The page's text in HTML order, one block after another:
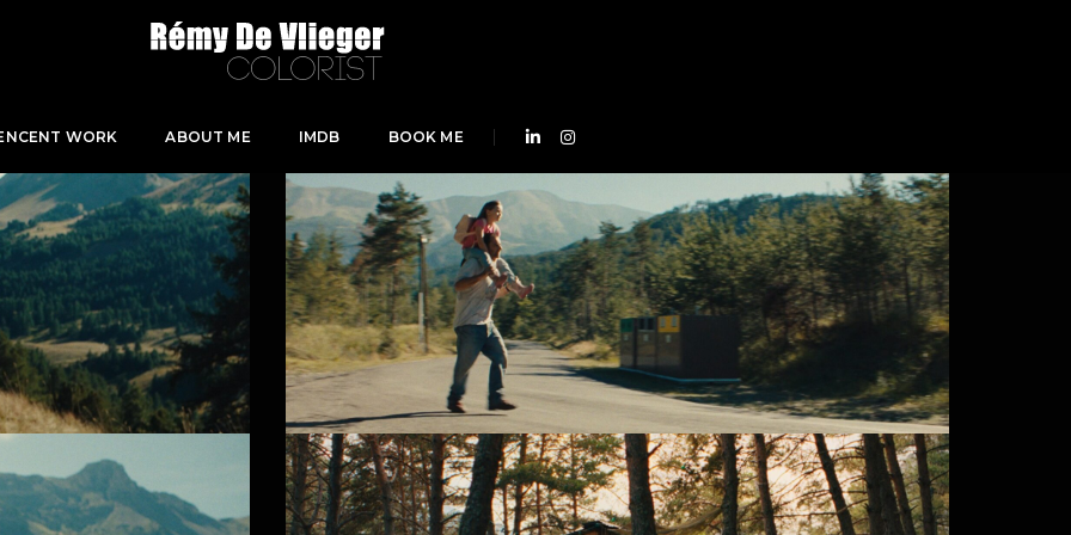
WORK ABOUT ME IMDB BOOK ME